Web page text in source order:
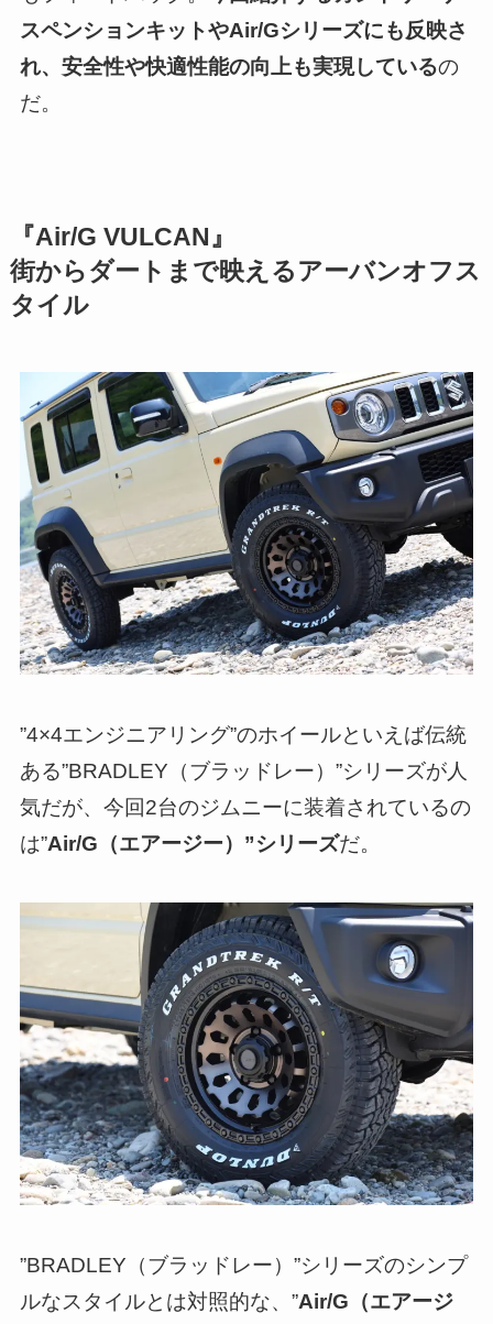
スペンションキットやAir/Gシリーズにも反映さ
れ、安全性や快適性能の向上も実現しているの
だ。
『Air/G VULCAN』
街からダートまで映えるアーバンオフス
タイル
”4×4エンジニアリング”のホイールといえば伝統
ある”BRADLEY（ブラッドレー）”シリーズが人
気だが、今回2台のジムニーに装着されているの
は”Air/G（エアージー）”シリーズだ。
”BRADLEY（ブラッドレー）”シリーズのシンプ
ルなスタイルとは対照的な、”Air/G（エアージ